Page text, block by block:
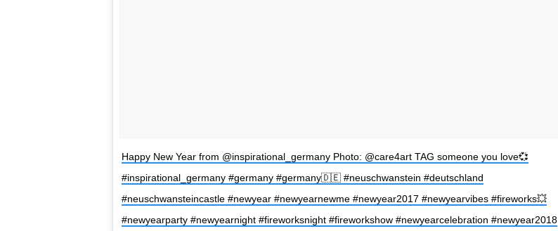
Happy New Year from @inspirational_germany Photo: @care4art TAG someone you love💞
#inspirational_germany #germany #germany🇩🇪 #neuschwanstein #deutschland
#neuschwansteincastle #newyear #newyearnewme #newyear2017 #newyearvibes #fireworks💥
#newyearparty #newyearnight #fireworksnight #fireworkshow #newyearcelebration #newyear2018